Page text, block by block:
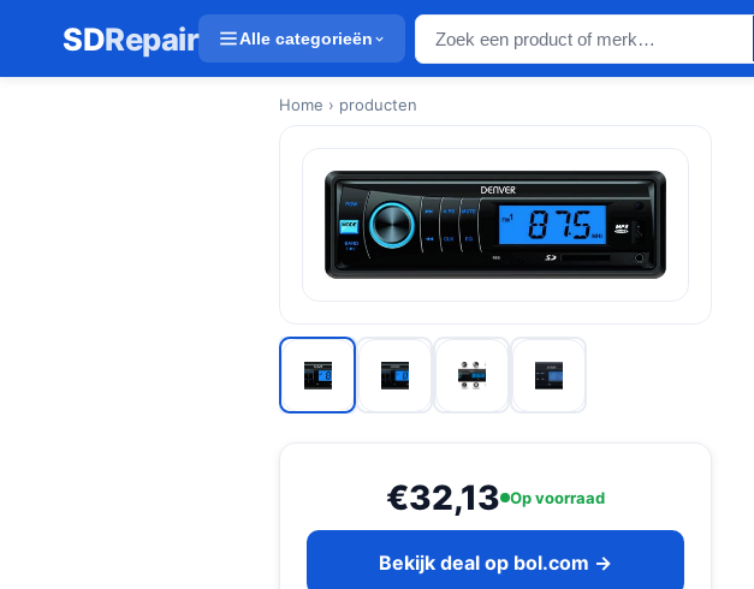
SDRepair Alle categorieën
Home › producten
€32,13 Op voorraad
Bekijk deal op bol.com →